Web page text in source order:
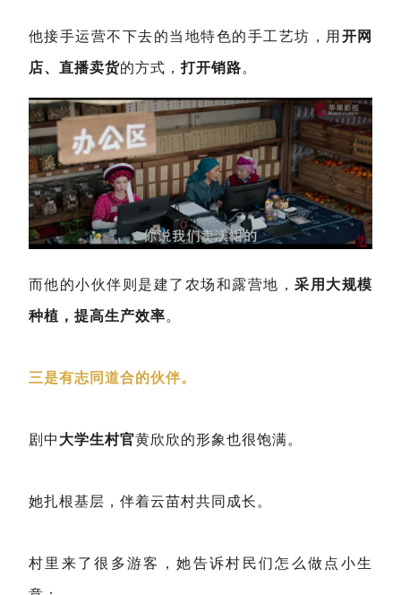
他接手运营不下去的当地特色的手工艺坊，用 开网
店、直播卖货的方式，打开销路。
而他的小伙伴则是建了农场和露营地，采用大规模
种植，提高生产效率。
三是有志同道合的伙伴。
剧中 大学生村官黄欣欣的形象也很饱满。
她扎根基层，伴着云苗村共同成长。
村里来了很多游客，她告诉村民们怎么做点小生